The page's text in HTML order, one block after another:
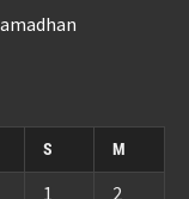
S M
1
2